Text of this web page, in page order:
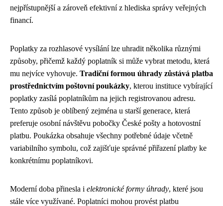
nejpřístupnější a zároveň efektivní z hlediska správy veřejných
financí.
Poplatky za rozhlasové vysílání lze uhradit několika různými
způsoby, přičemž každý poplatník si může vybrat metodu, která
mu nejvíce vyhovuje. Tradiční formou úhrady zůstává platba
prostřednictvím poštovní poukázky, kterou instituce vybírající
poplatky zasílá poplatníkům na jejich registrovanou adresu.
Tento způsob je oblíbený zejména u starší generace, která
preferuje osobní návštěvu pobočky České pošty a hotovostní
platbu. Poukázka obsahuje všechny potřebné údaje včetně
variabilního symbolu, což zajišťuje správné přiřazení platby ke
konkrétnímu poplatníkovi.
Moderní doba přinesla i elektronické formy úhrady, které jsou
stále více využívané. Poplatníci mohou provést platbu